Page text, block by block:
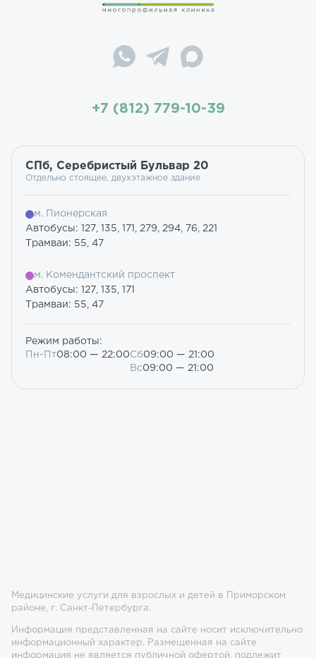
+7 (812) 779-10-39
СПб, Серебристый Бульвар 20
Отдельно стоящее, двухэтажное здание
м. Пионерская
Автобусы: 127, 135, 171, 279, 294, 76, 221
Трамваи: 55, 47
м. Комендантский проспект
Автобусы: 127, 135, 171
Трамваи: 55, 47
Режим работы:
Пн-Пт08:00 — 22:00Сб09:00 — 21:00
Вс09:00 — 21:00
Медицинские услуги для взрослых и детей в Приморском
районе, г. Санкт-Петербурга.
Информация представленная на сайте носит исключительно
информационный характер. Размещенная на сайте
информация не является публичной офертой, подлежит